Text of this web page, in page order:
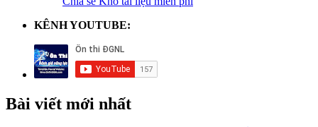
KÊNH YOUTUBE:
Bài viết mới nhất